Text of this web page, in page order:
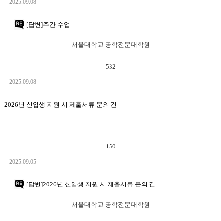
2025.09.08
[답변]주간 수업
서울대학교 공학전문대학원
532
2025.09.08
2026년 신입생 지원 시 제출서류 문의 건
-
150
2025.09.05
[답변]2026년 신입생 지원 시 제출서류 문의 건
서울대학교 공학전문대학원